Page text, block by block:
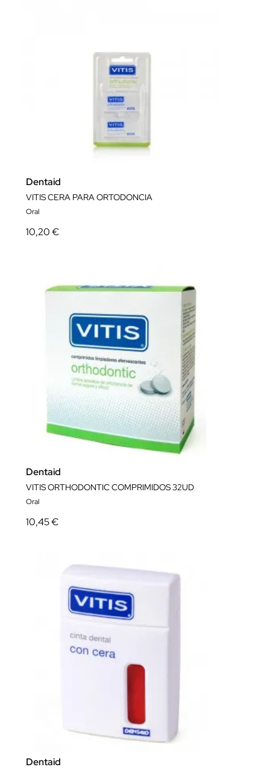
Dentaid
VITIS CERA PARA ORTODONCIA
Oral
10,20 €
Dentaid
VITIS ORTHODONTIC COMPRIMIDOS 32UD
Oral
10,45 €
Dentaid